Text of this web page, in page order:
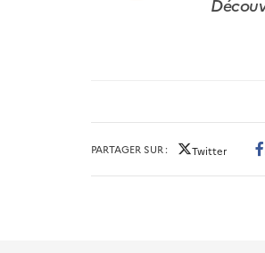
PARTAGER SUR Twitter